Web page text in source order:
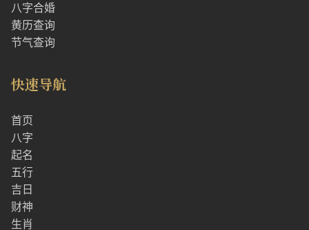
八字合婚
黄历查询
节气查询
快速导航
首页
八字
起名
五行
吉日
财神
生肖